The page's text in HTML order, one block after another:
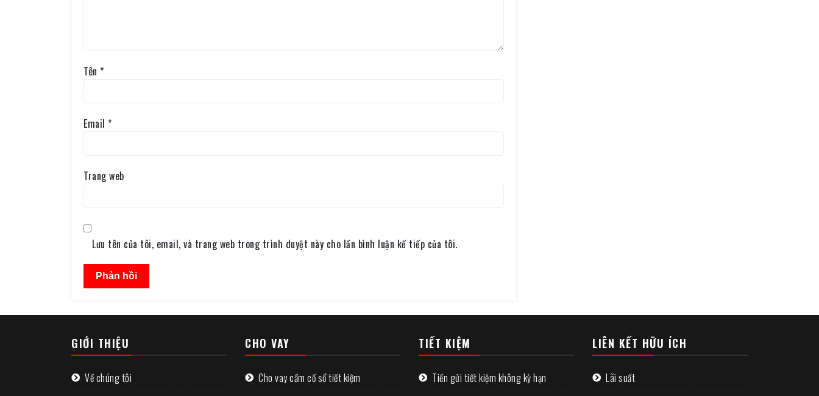
Tên *
Email *
Trang web
Lưu tên của tôi, email, và trang web trong trình duyệt này cho lần bình luận kế tiếp của tôi.
GIỚI THIỆU
Về chúng tôi
CHO VAY
Cho vay cầm cố sổ tiết kiệm
TIẾT KIỆM
Tiền gửi tiết kiệm không kỳ hạn
LIÊN KẾT HỮU ÍCH
Lãi suất